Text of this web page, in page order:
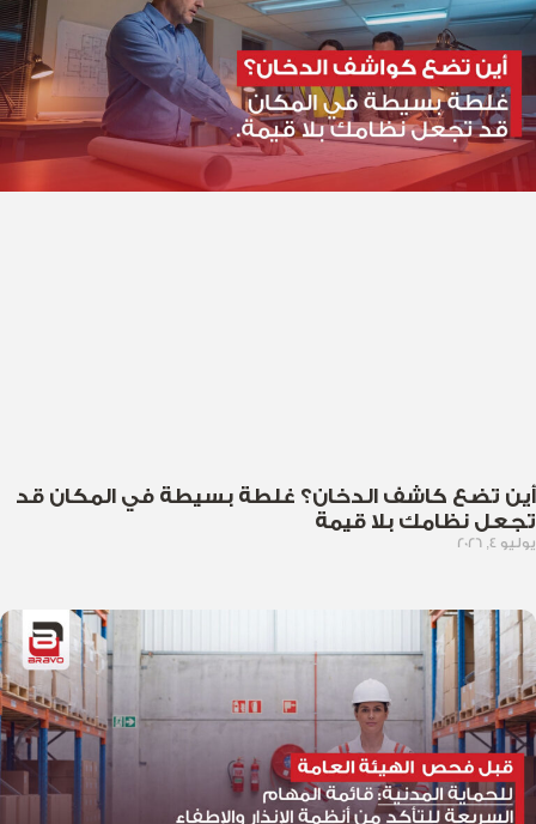
أين تضع كاشف الدخان؟ غلطة بسيطة في المكان قد
تجعل نظامك بلا قيمة
يوليو 4, 2026